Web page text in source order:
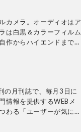
カメラ。オーディオはア
は白黒＆カラーフィルム
作からハイエンドまで守
」などでも執筆中。
の月刊誌で、毎月3日に
情報を提供するWEBメ
わる「ユーザーが気にな